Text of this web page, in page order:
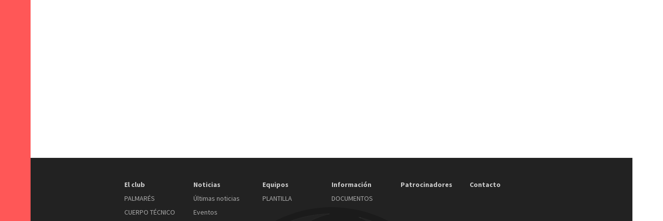
El club
PALMARÉS
CUERPO TÉCNICO
Noticias
Últimas noticias
Eventos
Equipos
PLANTILLA
Información
DOCUMENTOS
Patrocinadores Contacto